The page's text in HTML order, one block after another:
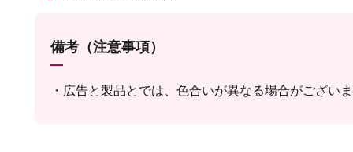
備考（注意事項）
広告と製品とでは、色合いが異なる場合がござい